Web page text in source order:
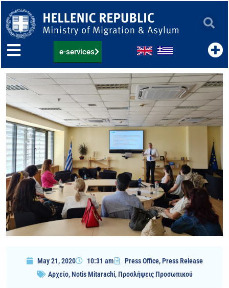
to
content
e-services
May 21, 2020 10:31 am Press Office,Press Release
Αρχείο,Notis Mitarachi,Προσλήψεις Προσωπικού